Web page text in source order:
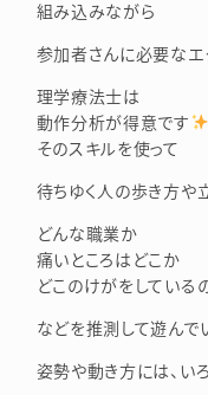
組み込みながら
参加者さんに必要なエ
理学療法士は
動作分析が得意です
そのスキルを使って
待ちゆく人の歩き方や
どんな職業か
痛いところはどこか
どこのけがをしている
などを推測して遊んで
姿勢や動き方には、い